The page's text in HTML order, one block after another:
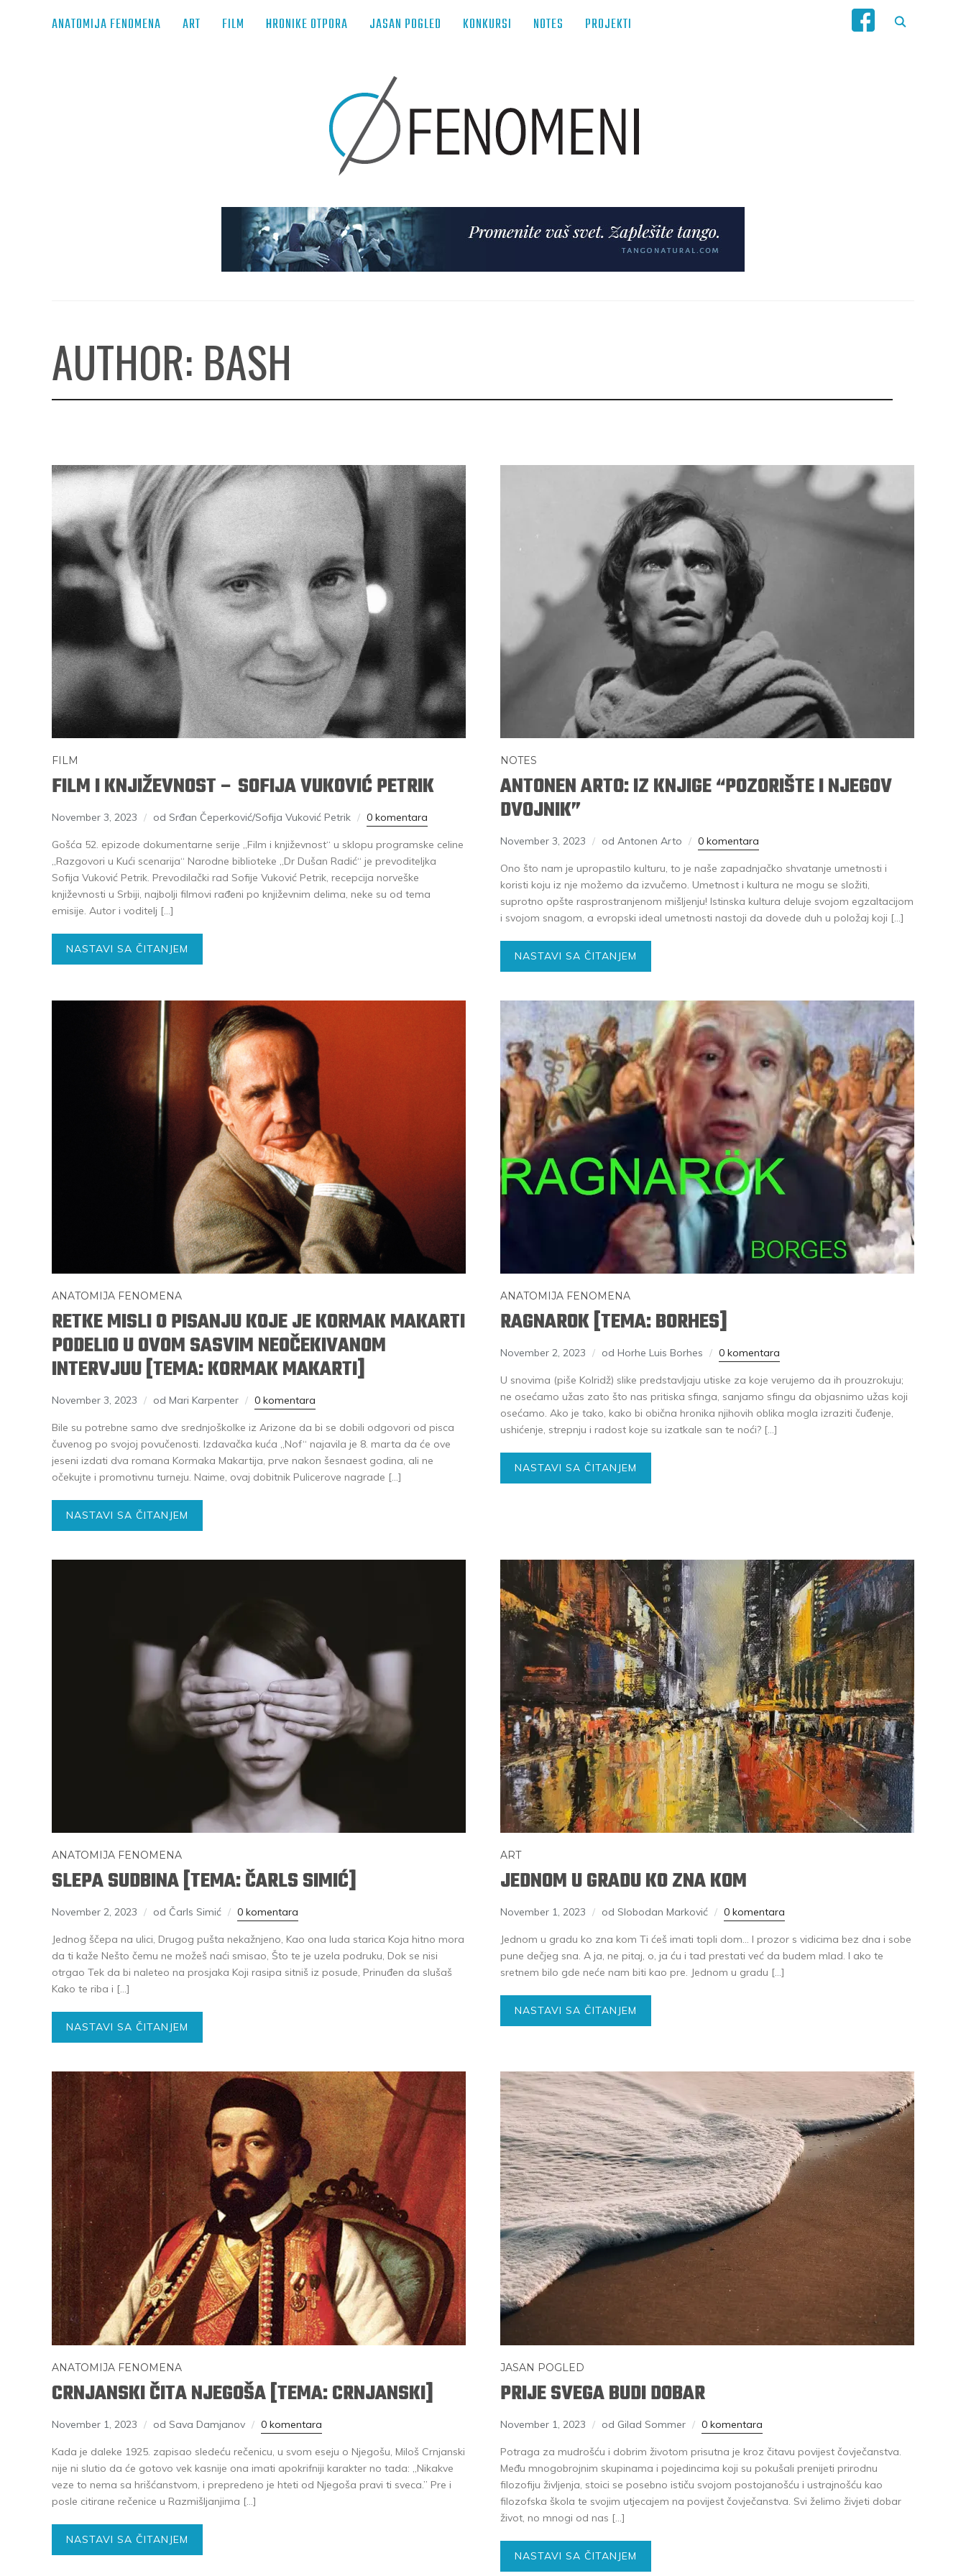
ANATOMIJA FENOMENA ART FILM HRONIKE OTPORA JASAN POGLED KONKURSI NOTES PROJEKTI
AUTHOR: BASH
FILM
FILM I KNJIŽEVNOST – SOFIJA VUKOVIĆ PETRIK
November 3, 2023 od Srđan Čeperković/Sofija Vuković Petrik 0 komentara
Gošća 52. epizode dokumentarne serije „Film i književnost“ u sklopu programske celine
„Razgovori u Kući scenarija“ Narodne biblioteke „Dr Dušan Radić“ je prevoditeljka
Sofija Vuković Petrik. Prevodilački rad Sofije Vuković Petrik, recepcija norveške
književnosti u Srbiji, najbolji filmovi rađeni po književnim delima, neke su od tema
emisije. Autor i voditelj […]
NASTAVI SA ČITANJEM
NOTES
ANTONEN ARTO: IZ KNJIGE “POZORIŠTE I NJEGOV
DVOJNIK”
November 3, 2023 od Antonen Arto 0 komentara
Ono što nam je upropastilo kulturu, to je naše zapadnjačko shvatanje umetnosti i
koristi koju iz nje možemo da izvučemo. Umetnost i kultura ne mogu se složiti,
suprotno opšte rasprostranjenom mišljenju! Istinska kultura deluje svojom egzaltacijom
i svojom snagom, a evropski ideal umetnosti nastoji da dovede duh u položaj koji […]
NASTAVI SA ČITANJEM
ANATOMIJA FENOMENA
RETKE MISLI O PISANJU KOJE JE KORMAK MAKARTI
PODELIO U OVOM SASVIM NEOČEKIVANOM
INTERVJUU [TEMA: KORMAK MAKARTI]
November 3, 2023 od Mari Karpenter 0 komentara
Bile su potrebne samo dve srednjoškolke iz Arizone da bi se dobili odgovori od pisca
čuvenog po svojoj povučenosti. Izdavačka kuća „Nof“ najavila je 8. marta da će ove
jeseni izdati dva romana Kormaka Makartija, prve nakon šesnaest godina, ali ne
očekujte i promotivnu turneju. Naime, ovaj dobitnik Pulicerove nagrade […]
NASTAVI SA ČITANJEM
ANATOMIJA FENOMENA
RAGNAROK [TEMA: BORHES]
November 2, 2023 od Horhe Luis Borhes 0 komentara
U snovima (piše Kolridž) slike predstavljaju utiske za koje verujemo da ih prouzrokuju;
ne osećamo užas zato što nas pritiska sfinga, sanjamo sfingu da objasnimo užas koji
osećamo. Ako je tako, kako bi obična hronika njihovih oblika mogla izraziti čuđenje,
ushićenje, strepnju i radost koje su izatkale san te noći? […]
NASTAVI SA ČITANJEM
ANATOMIJA FENOMENA
SLEPA SUDBINA [TEMA: ČARLS SIMIĆ]
November 2, 2023 od Čarls Simić 0 komentara
Jednog ščepa na ulici, Drugog pušta nekažnjeno, Kao ona luda starica Koja hitno mora
da ti kaže Nešto čemu ne možeš naći smisao, Što te je uzela podruku, Dok se nisi
otrgao Tek da bi naleteo na prosjaka Koji rasipa sitniš iz posude, Prinuđen da slušaš
Kako te riba i […]
NASTAVI SA ČITANJEM
ART
JEDNOM U GRADU KO ZNA KOM
November 1, 2023 od Slobodan Marković 0 komentara
Jednom u gradu ko zna kom Ti ćeš imati topli dom… I prozor s vidicima bez dna i sobe
pune dečjeg sna. A ja, ne pitaj, o, ja ću i tad prestati već da budem mlad. I ako te
sretnem bilo gde neće nam biti kao pre. Jednom u gradu […]
NASTAVI SA ČITANJEM
ANATOMIJA FENOMENA
CRNJANSKI ČITA NJEGOŠA [TEMA: CRNJANSKI]
November 1, 2023 od Sava Damjanov 0 komentara
Kada je daleke 1925. zapisao sledeću rečenicu, u svom eseju o Njegošu, Miloš Crnjanski
nije ni slutio da će gotovo vek kasnije ona imati apokrifniji karakter no tada: „Nikakve
veze to nema sa hrišćanstvom, i prepredeno je hteti od Njegoša pravi ti sveca.” Pre i
posle citirane rečenice u Razmišljanjima […]
NASTAVI SA ČITANJEM
JASAN POGLED
PRIJE SVEGA BUDI DOBAR
November 1, 2023 od Gilad Sommer 0 komentara
Potraga za mudrošću i dobrim životom prisutna je kroz čitavu povijest čovječanstva.
Među mnogobrojnim skupinama i pojedincima koji su pokušali prenijeti prirodnu
filozofiju življenja, stoici se posebno ističu svojom postojanošću i ustrajnošću kao
filozofska škola te svojim utjecajem na povijest čovječanstva. Svi želimo živjeti dobar
život, no mnogi od nas […]
NASTAVI SA ČITANJEM